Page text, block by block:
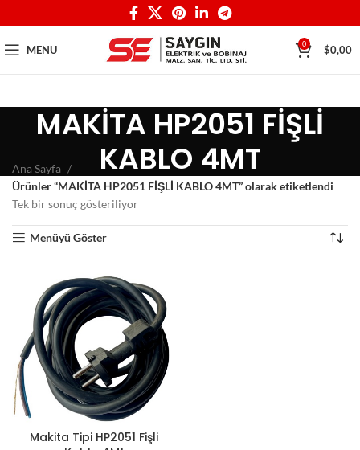
MENU 0 $0,00
MAKİTA HP2051 FİŞLİ
KABLO 4MT
Ana Sayfa
Ürünler “MAKİTA HP2051 FİŞLİ KABLO 4MT” olarak etiketlendi
Tek bir sonuç gösteriliyor
Menüyü Göster
Makita Tipi HP2051 Fişli